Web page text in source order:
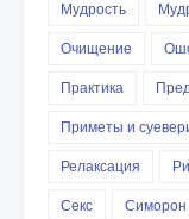
Мудрость
Очищение
Практика
Приметы и
Релаксация
Секс
Симорон